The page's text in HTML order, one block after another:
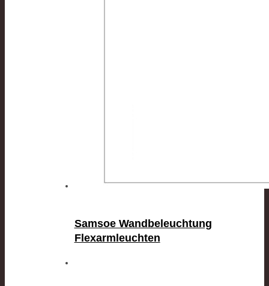
Samsoe Wandbeleuchtung
Flexarmleuchten